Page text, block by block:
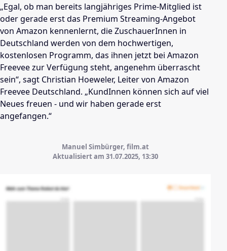
„Egal, ob man bereits langjähriges Prime-Mitglied ist
oder gerade erst das Premium Streaming-Angebot
von Amazon kennenlernt, die ZuschauerInnen in
Deutschland werden von dem hochwertigen,
kostenlosen Programm, das ihnen jetzt bei Amazon
Freevee zur Verfügung steht, angenehm überrascht
sein“, sagt Christian Hoeweler, Leiter von Amazon
Freevee Deutschland. „KundInnen können sich auf viel
Neues freuen - und wir haben gerade erst
angefangen.“
Manuel Simbürger, film.at
Aktualisiert am 31.07.2025, 13:30